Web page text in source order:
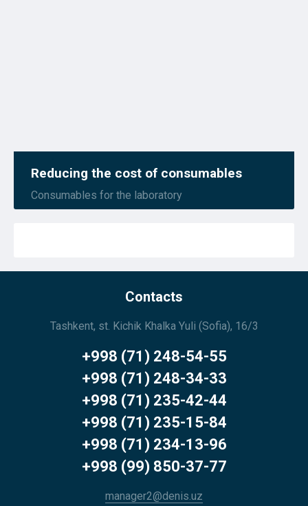
Reducing the cost of consumables
Consumables for the laboratory
Contacts
Tashkent, st. Kichik Khalka Yuli (Sofia), 16/3
+998 (71) 248-54-55
+998 (71) 248-34-33
+998 (71) 235-42-44
+998 (71) 235-15-84
+998 (71) 234-13-96
+998 (99) 850-37-77
manager2@denis.uz